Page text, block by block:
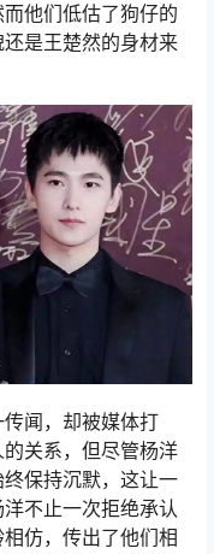
他们低估了狗仔的
是王楚然的身材来
闻，却被媒体打
关系，但尽管杨洋
保持沉默，这让一
不止一次拒绝承认
仿，传出了他们相